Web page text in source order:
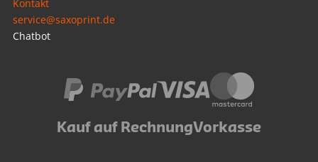
Kontakt
service@saxoprint.de
Chatbot
Kauf auf RechnungVorkasse